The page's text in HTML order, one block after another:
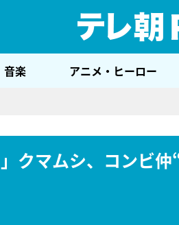
音楽 アニメ・ヒーロー
クマムシ、コンビ